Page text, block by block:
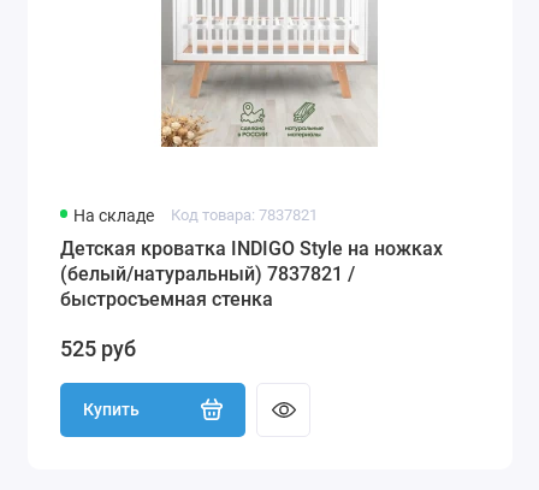
На складе Код товара: 7837821
Детская кроватка INDIGO Style на ножках
(белый/натуральный) 7837821 /
быстросъемная стенка
525 руб
Купить